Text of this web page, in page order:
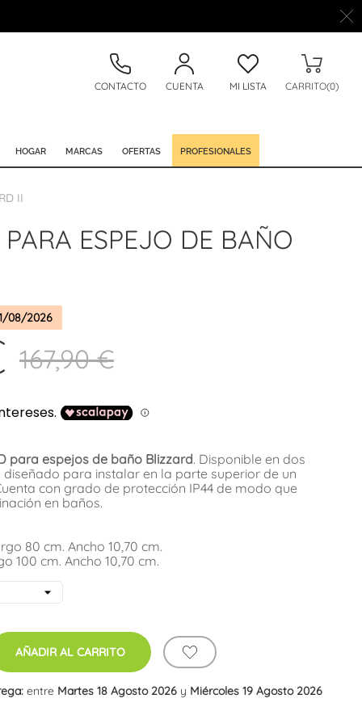
CONTACTO CUENTA MI LISTA CARRITO(0)
HOGAR MARCAS OFERTAS PROFESIONALES
II
ESPEJO DE BAÑO
08/2026
167,90 €
para espejos de baño Blizzard. Disponible en dos
para instalar en la parte superior de un
con grado de protección IP44 de modo que
en baños.
80 cm. Ancho 10,70 cm.
100 cm. Ancho 10,70 cm.
AÑADIR AL CARRITO
entre Martes 18 Agosto 2026 y Miércoles 19 Agosto 2026